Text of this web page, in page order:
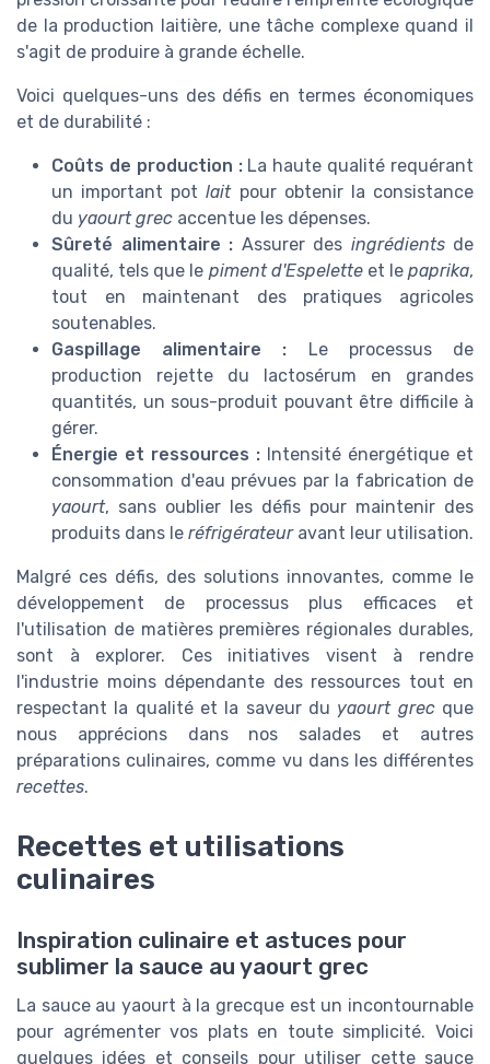
de la production laitière, une tâche complexe quand il
s'agit de produire à grande échelle.
Voici quelques-uns des défis en termes économiques
et de durabilité :
Coûts de production :La haute qualité requérant
un important potlaitpour obtenir la consistance
du yaourt grec accentue les dépenses.
Sûreté alimentaire : Assurer des ingrédientsde
qualité, tels que le piment d'Espeletteet le paprika,
tout en maintenant des pratiques agricoles
soutenables.
Gaspillage alimentaire : Le processus de
production rejette du lactosérum en grandes
quantités, un sous-produit pouvant être difficile à
gérer.
Énergie et ressources : Intensité énergétique et
consommation d'eau prévues par la fabrication de
yaourt, sans oublier les défis pour maintenir des
produits dans le réfrigérateuravant leur utilisation.
Malgré ces défis, des solutions innovantes, comme le
développement de processus plus efficaces et
l'utilisation de matières premières régionales durables,
sont à explorer. Ces initiatives visent à rendre
l'industrie moins dépendante des ressources tout en
respectant la qualité et la saveur du yaourt grecque
nous apprécions dans nos salades et autres
préparations culinaires, comme vu dans les différentes
recettes.
Recettes et utilisations
culinaires
Inspiration culinaire et astuces pour
sublimer la sauce au yaourt grec
La sauce au yaourt à la grecque est un incontournable
pour agrémenter vos plats en toute simplicité. Voici
quelques idées et conseils pour utiliser cette sauce